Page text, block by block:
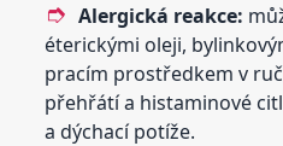
Alergická reakce:
éterickými oleji,
pracím prostředkem v
přehřátí a histaminové
a dýchací potíže.